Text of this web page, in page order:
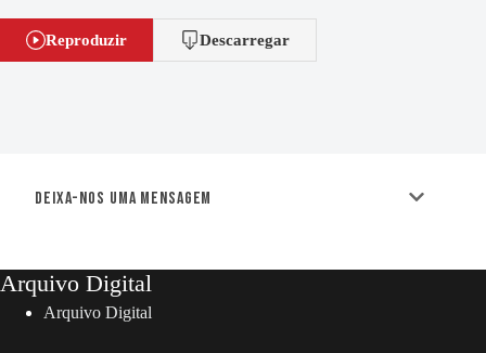
Reproduzir Descarregar
Deixa-nos uma mensagem
Arquivo Digital
Arquivo Digital